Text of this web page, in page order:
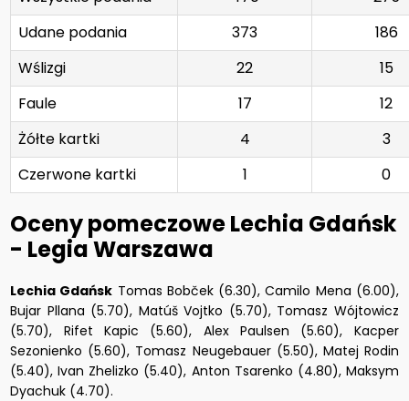
Udane podania
373
186
Wślizgi
22
15
Faule
17
12
Żółte kartki
4
3
Czerwone kartki
1 0
Oceny pomeczowe Lechia Gdańsk
- Legia Warszawa
Lechia Gdańsk Tomas Bobček (6.30), Camilo Mena (6.00),
Bujar Pllana (5.70), Matúš Vojtko (5.70), Tomasz Wójtowicz
(5.70), Rifet Kapic (5.60), Alex Paulsen (5.60), Kacper
Sezonienko (5.60), Tomasz Neugebauer (5.50), Matej Rodin
(5.40), Ivan Zhelizko (5.40), Anton Tsarenko (4.80), Maksym
Dyachuk (4.70).